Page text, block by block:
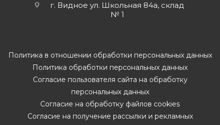
г. Видное ул. Школьная 84а, склад
№ 1
Политика в отношении обработки персональных данных
Политика обработки персональных данных
Согласие пользователя сайта на обработку
персональных данных
Согласие на обработку файлов cookies
Согласие на получение рассылки и рекламных